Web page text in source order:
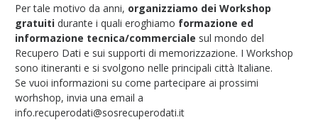
Per tale motivo da anni, organizziamo dei Workshop
gratuitidurante i quali eroghiamo formazione ed
informazione tecnica/commerciale sul mondo del
Recupero Dati e sui supporti di memorizzazione. I Workshop
sono itineranti e si svolgono nelle principali città Italiane.
Se vuoi informazioni su come partecipare ai prossimi
worhshop, invia una email a
info.recuperodati@sosrecuperodati.it